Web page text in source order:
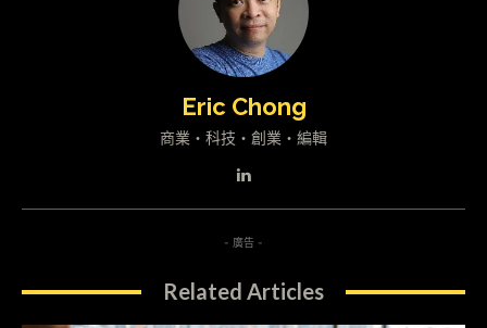
Eric Chong
商業・科技・創業・編輯
- 廣告 -
Related Articles